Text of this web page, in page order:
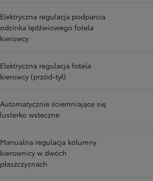
Elektryczna regulacja podparcia
odcinka lędźwiowego fotela
kierowcy
Elektryczna regulacja fotela
kierowcy (przód-tył)
Automatycznie ściemniające się
lusterko wsteczne
Manualna regulacja kolumny
kierownicy w dwóch
płaszczyznach